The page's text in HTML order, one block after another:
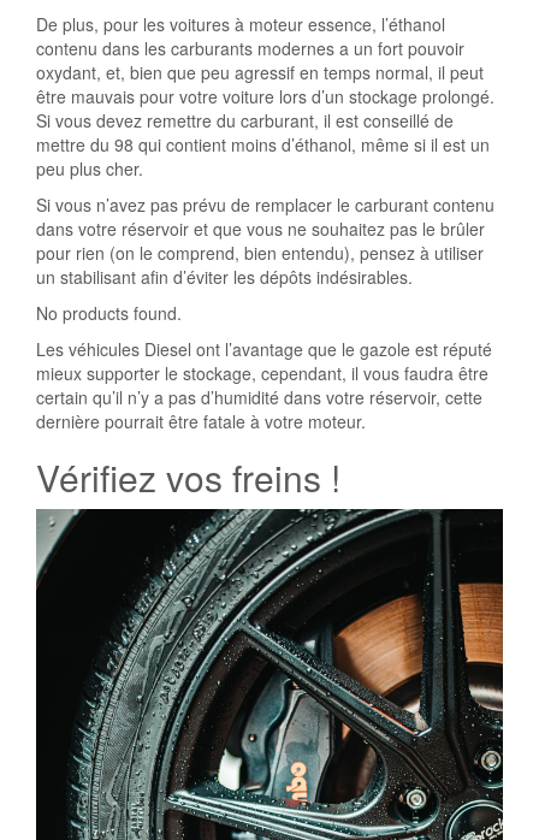
De plus, pour les voitures à moteur essence, l’éthanol
contenu dans les carburants modernes a un fort pouvoir
oxydant, et, bien que peu agressif en temps normal, il peut
être mauvais pour votre voiture lors d’un stockage prolongé.
Si vous devez remettre du carburant, il est conseillé de
mettre du 98 qui contient moins d’éthanol, même si il est un
peu plus cher.
Si vous n’avez pas prévu de remplacer le carburant contenu
dans votre réservoir et que vous ne souhaitez pas le brûler
pour rien (on le comprend, bien entendu), pensez à utiliser
un stabilisant afin d’éviter les dépôts indésirables.
No products found.
Les véhicules Diesel ont l’avantage que le gazole est réputé
mieux supporter le stockage, cependant, il vous faudra être
certain qu’il n’y a pas d’humidité dans votre réservoir, cette
dernière pourrait être fatale à votre moteur.
Vérifiez vos freins !